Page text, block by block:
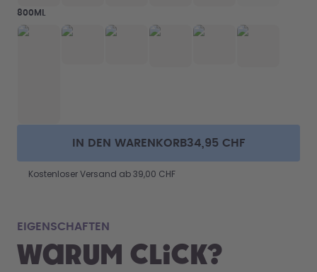
800ML
IN DEN WARENKORB34,95 CHF
Kostenloser Versand ab 39,00 CHF
EIGENSCHAFTEN
Warum Click?